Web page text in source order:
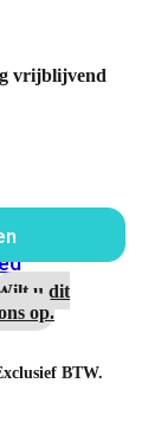
vrijblijvend
u dit
op.
BTW.